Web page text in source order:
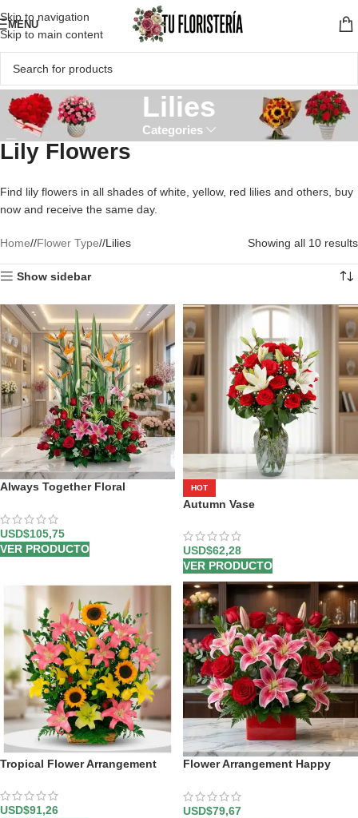
Skip to navigation
Skip to main content
MENU
Lilies
Categories
Lily Flowers
Find lily flowers in all shades of white, yellow, red lilies and others, buy
now and receive the same day.
Home/ Flower Type/ Lilies Showing all 10 results
Show sidebar
Always Together Floral
USD$105,75
VER PRODUCTO
HOT
Autumn Vase
USD$62,28
VER PRODUCTO
Tropical Flower Arrangement
USD$91,26
Flower Arrangement Happy
USD$79,67